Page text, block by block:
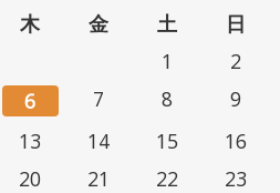
木 金 土
日
1
2
6 7 8
9
13 14 15
16
20 21 22
23